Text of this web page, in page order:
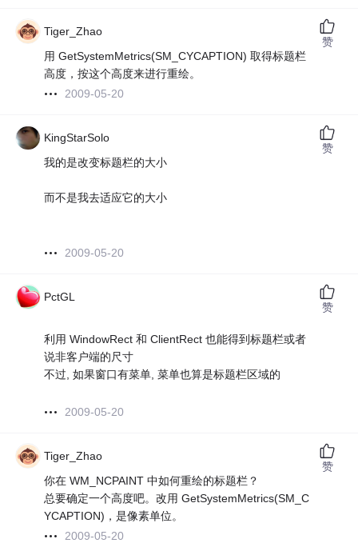
Tiger_Zhao
用 GetSystemMetrics(SM_CYCAPTION) 取得标题栏
高度，按这个高度来进行重绘。
2009-05-20
赞
KingStarSolo
我的是改变标题栏的大小
而不是我去适应它的大小
2009-05-20
赞
PctGL
利用 WindowRect 和 ClientRect 也能得到标题栏或者
说非客户端的尺寸
不过, 如果窗口有菜单, 菜单也算是标题栏区域的
2009-05-20
赞
Tiger_Zhao
你在 WM_NCPAINT 中如何重绘的标题栏？
总要确定一个高度吧。改用 GetSystemMetrics(SM_C
YCAPTION)，是像素单位。
2009-05-20
赞